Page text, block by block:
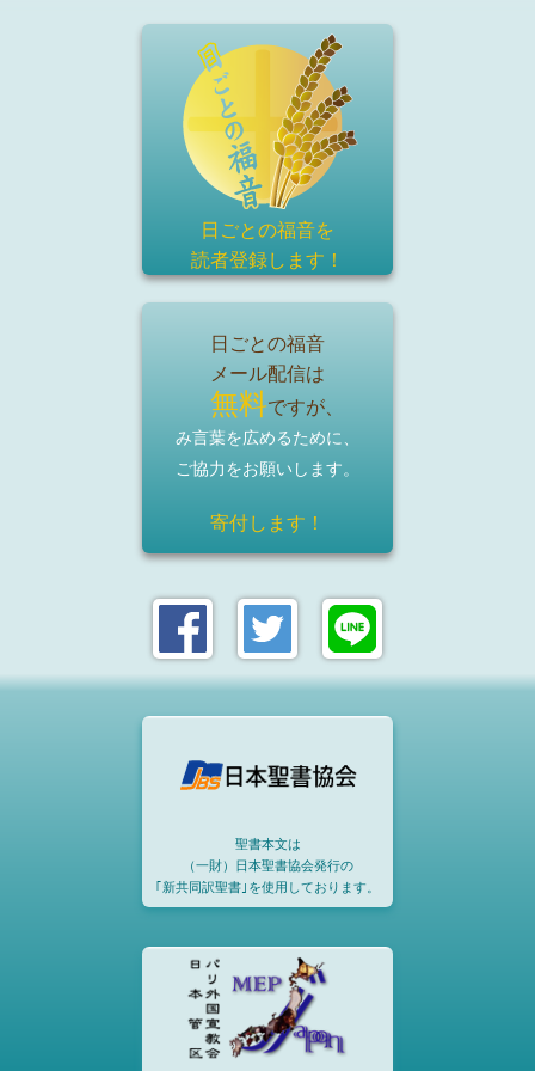
日ごとの福音を
読者登録します！
日ごとの福音
メール配信は
無料ですが、
み言葉を広めるために、
ご協力をお願いします。
寄付します！
聖書本文は
（一財）日本聖書協会発行の
｢新共同訳聖書｣を使用しております。